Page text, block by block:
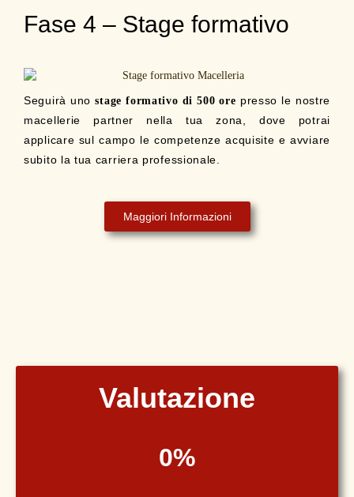
Fase 4 – Stage formativo
Seguirà unostage formativo di 500 ore presso le nostre
macellerie partner nella tua zona, dove potrai
applicare sul campo le competenze acquisite e avviare
subito la tua carriera professionale.
Maggiori Informazioni
Valutazione
0%